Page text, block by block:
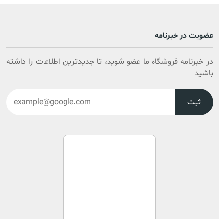
عضویت در خبرنامه
در خبرنامه فروشگاه ما عضو شوید، تا جدیدترین اطلاعات را داشته
باشید
ثبت